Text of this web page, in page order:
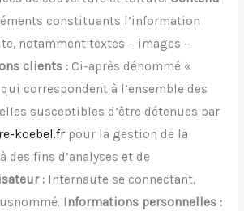
constituants l’information
notamment textes – images –
clients :Ci-après dénommé «
correspondent à l’ensemble des
susceptibles d’être détenues par
koebel.frpour la gestion de la
des fins d’analyses et de
:Internaute se connectant,
Informations personnelles :